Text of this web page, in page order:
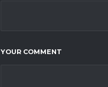
YOUR COMMENT